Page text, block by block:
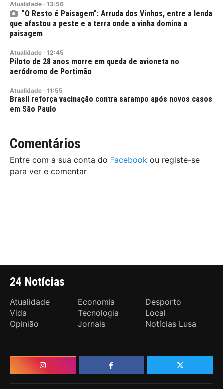
Atualidade · 13:56
"O Resto é Paisagem": Arruda dos Vinhos, entre a lenda
que afastou a peste e a terra onde a vinha domina a
paisagem
Atualidade · 12:45
Piloto de 28 anos morre em queda de avioneta no
aeródromo de Portimão
Atualidade · 11:55
Brasil reforça vacinação contra sarampo após novos casos
em São Paulo
Comentários
Entre com a sua conta do Facebook ou registe-se
para ver e comentar
24 Notícias
Atualidade Economia
Desporto
Vida
Tecnologia
Local
Opinião
Jornais Notícias Lusa